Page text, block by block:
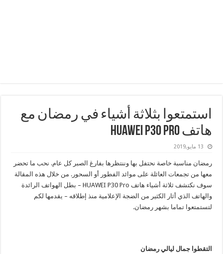
استمتعوا بثلاثة أشياء في رمضان مع
هاتف HUAWEI P30 Pro
13 مايو,2019
رمضان مناسبة خاصة نحتفل بها وننتظرها بفارغ الصبر كل عام. نحب ما تحضر
معها من تجمعات العائلة على موائد الفطور أو السحور. من خلال هذه المقالة
سوف نكتشف ثلاثة أشياء هاتف HUAWEI P30 Pro – بطل الهواتف الرائدة
والهاتف الذي أثار الكثير من الضجة الإعلامية منذ إطلاقه – يقدمها لكم
لتستمتعوا تماما بشهر رمضان.
التقطوا جمال ليالي رمضان